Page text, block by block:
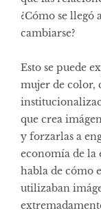
¿Cómo se llegó
cambiarse?
Esto se puede
mujer de color,
que crea
y forzarlas a
economía de la
habla de cómo
utilizaban